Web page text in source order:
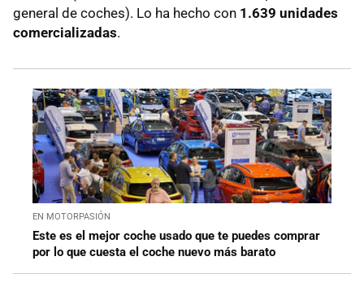
general de coches). Lo ha hecho con 1.639 unidades
comercializadas.
EN MOTORPASIÓN
Este es el mejor coche usado que te puedes comprar
por lo que cuesta el coche nuevo más barato